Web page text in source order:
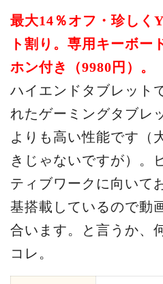
最大14％オフ・ 珍しく
ト割り。専用キーボー
ホン付き（9980円）。
ハイエンドタブレット
れたゲーミングタブレ
よりも高い性能です（
きじゃないですが）。
ティブワークに向いて
基搭載しているので動
合います。と言うか、
コレ。